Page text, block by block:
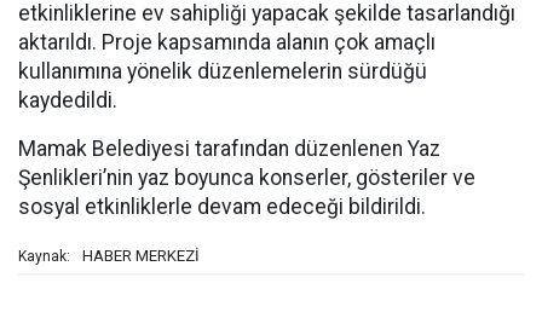
etkinliklerine ev sahipliği yapacak şekilde tasarlandığı
aktarıldı. Proje kapsamında alanın çok amaçlı
kullanımına yönelik düzenlemelerin sürdüğü
kaydedildi.
Mamak Belediyesi tarafından düzenlenen Yaz
Şenlikleri’nin yaz boyunca konserler, gösteriler ve
sosyal etkinliklerle devam edeceği bildirildi.
Kaynak: HABER MERKEZİ